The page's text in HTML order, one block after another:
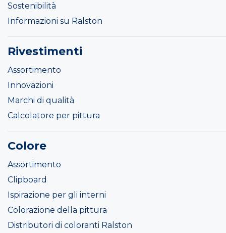
Sostenibilità
Informazioni su Ralston
Rivestimenti
Assortimento
Innovazioni
Marchi di qualità
Calcolatore per pittura
Colore
Assortimento
Clipboard
Ispirazione per gli interni
Colorazione della pittura
Distributori di coloranti Ralston